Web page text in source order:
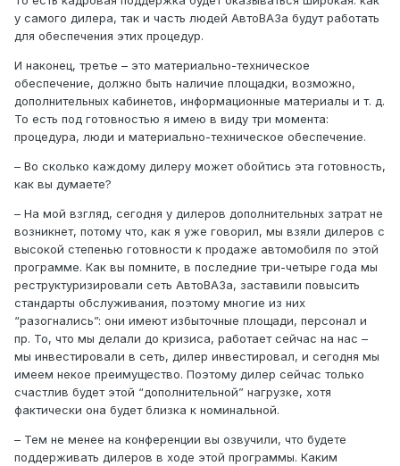
у самого дилера, так и часть людей АвтоВАЗа будут работать
для обеспечения этих процедур.
И наконец, третье – это материально-техническое
обеспечение, должно быть наличие площадки, возможно,
дополнительных кабинетов, информационные материалы и т. д.
То есть под готовностью я имею в виду три момента:
процедура, люди и материально-техническое обеспечение.
– Во сколько каждому дилеру может обойтись эта готовность,
как вы думаете?
– На мой взгляд, сегодня у дилеров дополнительных затрат не
возникнет, потому что, как я уже говорил, мы взяли дилеров с
высокой степенью готовности к продаже автомобиля по этой
программе. Как вы помните, в последние три-четыре года мы
реструктуризировали сеть АвтоВАЗа, заставили повысить
стандарты обслуживания, поэтому многие из них
“разогнались”: они имеют избыточные площади, персонал и
пр. То, что мы делали до кризиса, работает сейчас на нас –
мы инвестировали в сеть, дилер инвестировал, и сегодня мы
имеем некое преимущество. Поэтому дилер сейчас только
счастлив будет этой “дополнительной” нагрузке, хотя
фактически она будет близка к номинальной.
– Тем не менее на конференции вы озвучили, что будете
поддерживать дилеров в ходе этой программы. Каким